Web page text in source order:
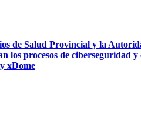
de Salud Provincial y la
los procesos de ciberseguridad y
xDome